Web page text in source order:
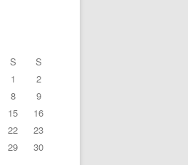
S
S
1
2
8
9
15
16
22
23
29
30